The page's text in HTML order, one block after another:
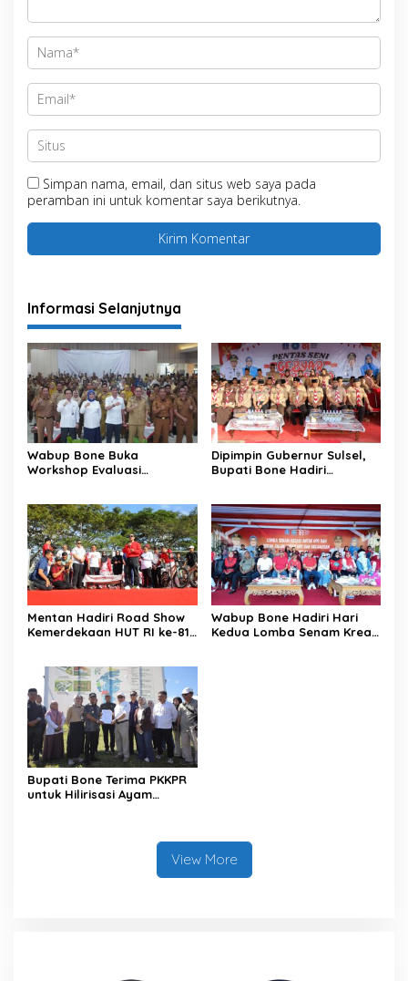
Simpan nama, email, dan situs web saya pada
peramban ini untuk komentar saya berikutnya.
Informasi Selanjutnya
Wabup Bone Buka
Workshop Evaluasi
Dipimpin Gubernur Sulsel,
Bupati Bone Hadiri
Mentan Hadiri Road Show
Kemerdekaan HUT RI ke-81
Puluhan Ribu Masyarakat
Wabup Bone Hadiri Hari
Kedua Lomba Senam Kreasi
Bupati Bone Terima PKKPR
untuk Hilirisasi Ayam
View More